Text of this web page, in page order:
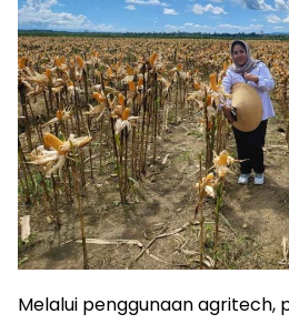
Melalui penggunaan agritech,